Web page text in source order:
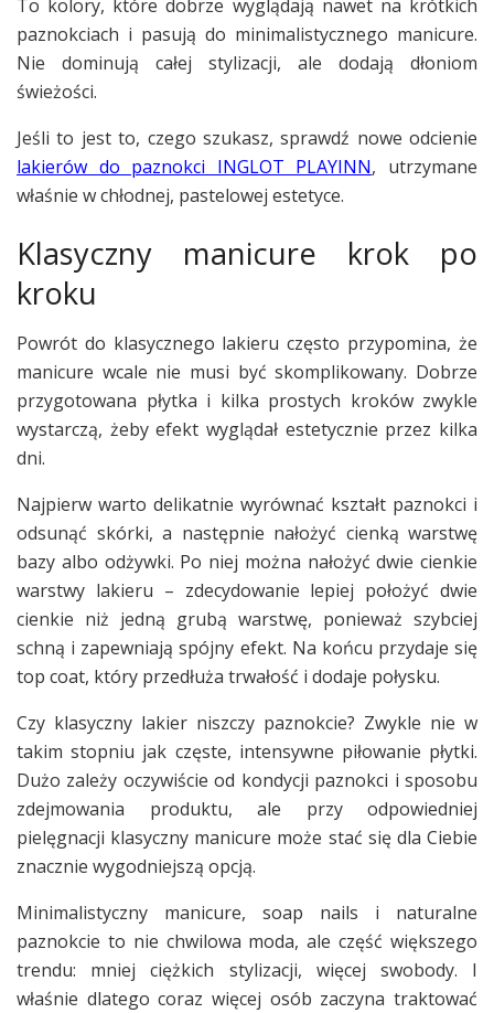
To kolory, które dobrze wyglądają nawet na krótkich
paznokciach i pasują do minimalistycznego manicure.
Nie dominują całej stylizacji, ale dodają dłoniom
świeżości.
Jeśli to jest to, czego szukasz, sprawdź nowe odcienie
lakierów do paznokci INGLOT PLAYINN, utrzymane
właśnie w chłodnej, pastelowej estetyce.
Klasyczny manicure krok po
kroku
Powrót do klasycznego lakieru często przypomina, że
manicure wcale nie musi być skomplikowany. Dobrze
przygotowana płytka i kilka prostych kroków zwykle
wystarczą, żeby efekt wyglądał estetycznie przez kilka
dni.
Najpierw warto delikatnie wyrównać kształt paznokci i
odsunąć skórki, a następnie nałożyć cienką warstwę
bazy albo odżywki. Po niej można nałożyć dwie cienkie
warstwy lakieru – zdecydowanie lepiej położyć dwie
cienkie niż jedną grubą warstwę, ponieważ szybciej
schną i zapewniają spójny efekt. Na końcu przydaje się
top coat, który przedłuża trwałość i dodaje połysku.
Czy klasyczny lakier niszczy paznokcie? Zwykle nie w
takim stopniu jak częste, intensywne piłowanie płytki.
Dużo zależy oczywiście od kondycji paznokci i sposobu
zdejmowania produktu, ale przy odpowiedniej
pielęgnacji klasyczny manicure może stać się dla Ciebie
znacznie wygodniejszą opcją.
Minimalistyczny manicure, soap nails i naturalne
paznokcie to nie chwilowa moda, ale część większego
trendu: mniej ciężkich stylizacji, więcej swobody. I
właśnie dlatego coraz więcej osób zaczyna traktować